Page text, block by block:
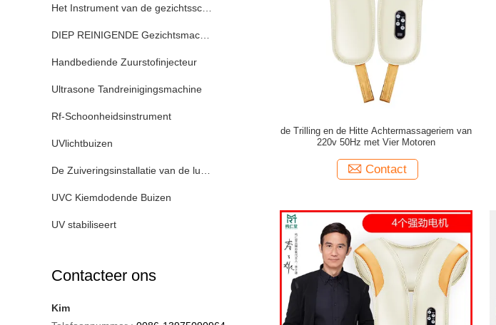
Het Instrument van de gezichtsschoonheid
DIEP REINIGENDE Gezichtsmachine
Handbediende Zuurstofinjecteur
Ultrasone Tandreinigingsmachine
Rf-Schoonheidsinstrument
UVlichtbuizen
De Zuiveringsinstallatie van de luchtdesinfectie
UVC Kiemdodende Buizen
UV stabiliseert
Contacteer ons
Kim
de Trilling en de Hitte Achtermassageriem van
220v 50Hz met Vier Motoren
Contact